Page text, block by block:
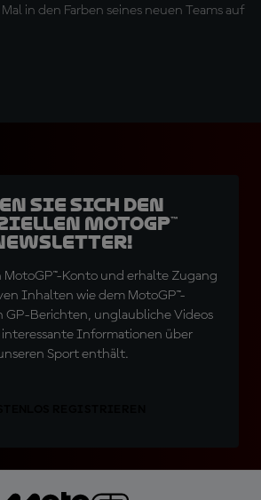
in den Farben seines neuen Teams auf
Sie sich den
MotoGP™
MotoGP™-Konto und erhalte Zugang
Inhalten wie dem MotoGP™-
GP-Berichten, unglaubliche Videos
interessante Informationen über
Sport enthält.